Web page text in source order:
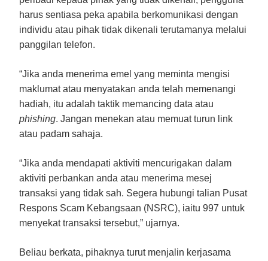
harus sentiasa peka apabila berkomunikasi dengan
individu atau pihak tidak dikenali terutamanya melalui
panggilan telefon.
“Jika anda menerima emel yang meminta mengisi
maklumat atau menyatakan anda telah memenangi
hadiah, itu adalah taktik memancing data atau
phishing. Jangan menekan atau memuat turun link
atau padam sahaja.
“Jika anda mendapati aktiviti mencurigakan dalam
aktiviti perbankan anda atau menerima mesej
transaksi yang tidak sah. Segera hubungi talian Pusat
Respons Scam Kebangsaan (NSRC), iaitu 997 untuk
menyekat transaksi tersebut,” ujarnya.
Beliau berkata, pihaknya turut menjalin kerjasama